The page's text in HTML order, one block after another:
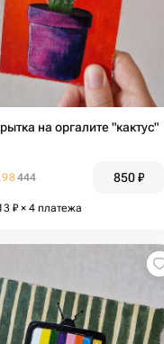
на оргалите "кактус"
444 850₽
₽ × 4 платежа